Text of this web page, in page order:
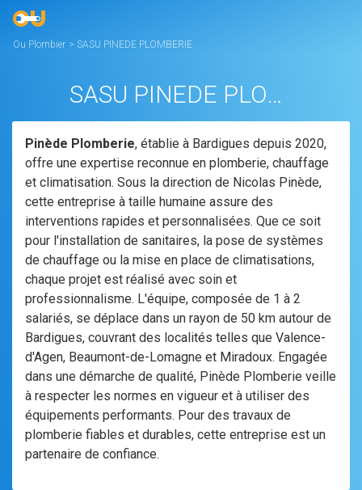
Ou Plombier > SASU PINEDE PLOMBERIE
SASU PINEDE PLOMBERIE
Pinède Plomberie, établie à Bardigues depuis 2020,
offre une expertise reconnue en plomberie, chauffage
et climatisation. Sous la direction de Nicolas Pinède,
cette entreprise à taille humaine assure des
interventions rapides et personnalisées. Que ce soit
pour l'installation de sanitaires, la pose de systèmes
de chauffage ou la mise en place de climatisations,
chaque projet est réalisé avec soin et
professionnalisme. L'équipe, composée de 1 à 2
salariés, se déplace dans un rayon de 50 km autour de
Bardigues, couvrant des localités telles que Valence-
d'Agen, Beaumont-de-Lomagne et Miradoux. Engagée
dans une démarche de qualité, Pinède Plomberie veille
à respecter les normes en vigueur et à utiliser des
équipements performants. Pour des travaux de
plomberie fiables et durables, cette entreprise est un
partenaire de confiance.